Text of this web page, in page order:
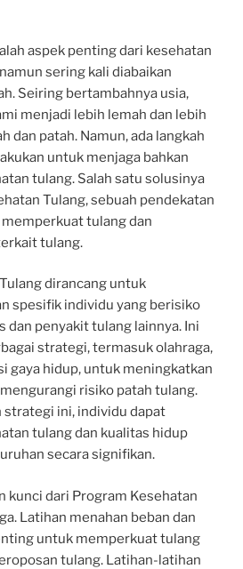
aspek penting dari kesehatan
sering kali diabaikan
Seiring bertambahnya usia,
menjadi lebih lemah dan lebih
dan patah. Namun, ada langkah
untuk menjaga bahkan
tulang. Salah satu solusinya
Tulang, sebuah pendekatan
tulang dan
tulang.
dirancang untuk
spesifik individu yang berisiko
penyakit tulang lainnya. Ini
strategi, termasuk olahraga,
gaya hidup, untuk meningkatkan
risiko patah tulang.
strategi ini, individu dapat
tulang dan kualitas hidup
secara signifikan.
kunci dari Program Kesehatan
Latihan menahan beban dan
untuk memperkuat tulang
tulang. Latihan-latihan